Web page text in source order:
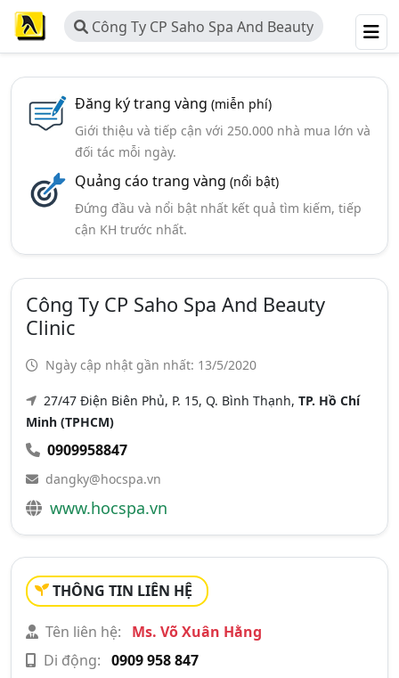
Công Ty CP Saho Spa And Beauty
Clinic
Đăng ký trang vàng (miễn phí)
Giới thiệu và tiếp cận với 250.000 nhà mua lớn và
đối tác mỗi ngày.
Quảng cáo trang vàng (nổi bật)
Đứng đầu và nổi bật nhất kết quả tìm kiếm, tiếp
cận KH trước nhất.
Công Ty CP Saho Spa And Beauty
Clinic
Ngày cập nhật gần nhất: 13/5/2020
27/47 Điện Biên Phủ, P. 15, Q. Bình Thạnh, TP. Hồ Chí
Minh (TPHCM)
0909958847
dangky@hocspa.vn
www.hocspa.vn
THÔNG TIN LIÊN HỆ
Tên liên hệ:
Ms. Võ Xuân Hằng
Di động: 0909 958 847